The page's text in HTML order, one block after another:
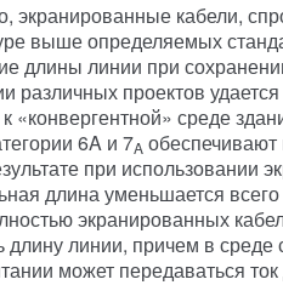
экранированные кабели,
выше определяемых
длины линии при
различных проектов
к «конвергентной» среде
6A и 7A
при использовании
длина уменьшается
экранированных
длину линии, причем в
может передаваться